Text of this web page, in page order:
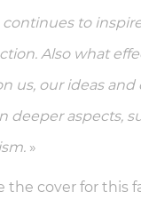
continues to
Also what
us, our ideas
deeper aspects,
»
the cover for this